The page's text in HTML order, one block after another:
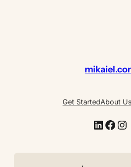
Get StartedAbout Us
LinkedIn Facebook Instagram